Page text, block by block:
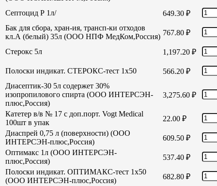
Септоцид Р 1л/
649.30 ₽
Бак для сбора, хран-ия, трансп-ки отходов
кл.А (белый) 35л (ООО НПФ МедКом,Россия) 767.80 ₽
Стерокс 5л 1,197.20 ₽
Полоски индикат. СТЕРОКС-тест 1х50 566.20 ₽
Диасептик-30 5л содержет 30%
изопропилового спирта (ООО ИНТЕРСЭН-
плюс,Россия)
3,275.60 ₽
Катетер в/в № 17 с доп.порт. Vogt Medical
100шт в упак
22.00 ₽
Диаспрей 0,75 л (поверхности) (ООО
ИНТЕРСЭН-плюс,Россия)
609.50 ₽
Оптимакс 1л (ООО ИНТЕРСЭН-
плюс,Россия)
537.40 ₽
Полоски индикат. ОПТИМАКС-тест 1х50
(ООО ИНТЕРСЭН-плюс,Россия)
682.80 ₽